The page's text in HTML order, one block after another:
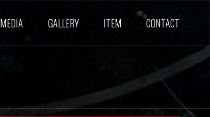
MEDIA GALLERY ITEM CONTACT